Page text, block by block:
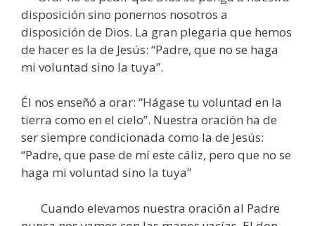
disposición sino ponernos nosotros a
disposición de Dios. La gran plegaria que hemos
de hacer es la de Jesús: “Padre, que no se haga
mi voluntad sino la tuya”.
Él nos enseñó a orar: “Hágase tu voluntad en la
tierra como en el cielo”. Nuestra oración ha de
ser siempre condicionada como la de Jesús:
“Padre, que pase de mí este cáliz, pero que no se
haga mi voluntad sino la tuya”
Cuando elevamos nuestra oración al Padre